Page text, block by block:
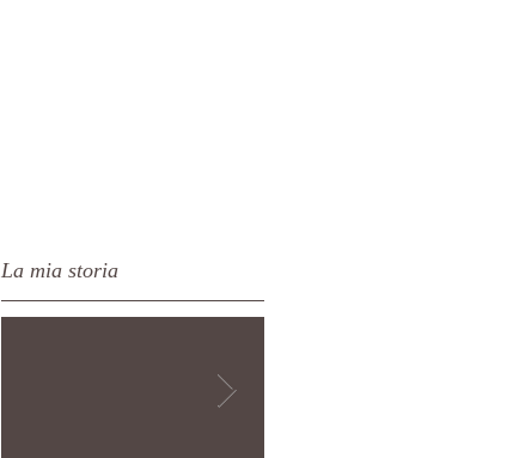
La mia storia